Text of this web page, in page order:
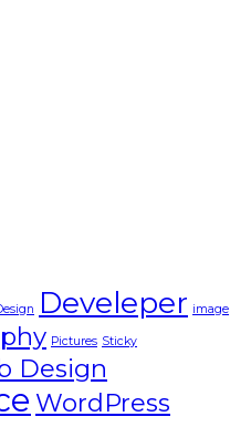
Develeper image
Pictures Sticky
Design
WordPress